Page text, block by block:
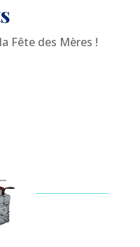
Fête des Mères !